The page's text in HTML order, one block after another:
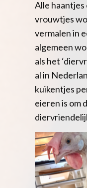
Alle haantjes
vrouwtjes
vermalen in
algemeen
als het
al in
kuikentjes
eieren is om